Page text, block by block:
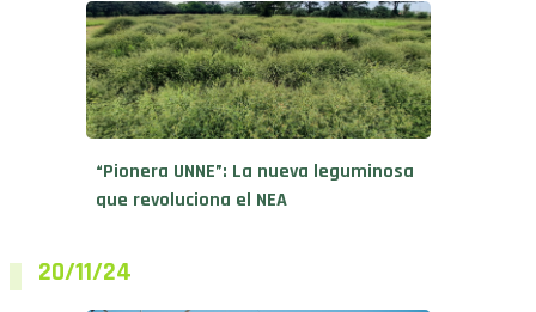
“Pionera UNNE”: La nueva leguminosa
que revoluciona el NEA
20/11/24